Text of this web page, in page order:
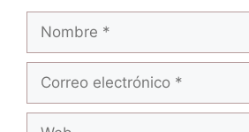
Nombre
Correo
Web